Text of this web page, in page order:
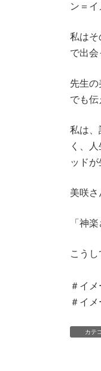
ン＝イ
私はそ
で出会
先生
でも伝
私は、
く、
ッドが
美咲さ
「神
こう
＃イ
＃イ
カテ